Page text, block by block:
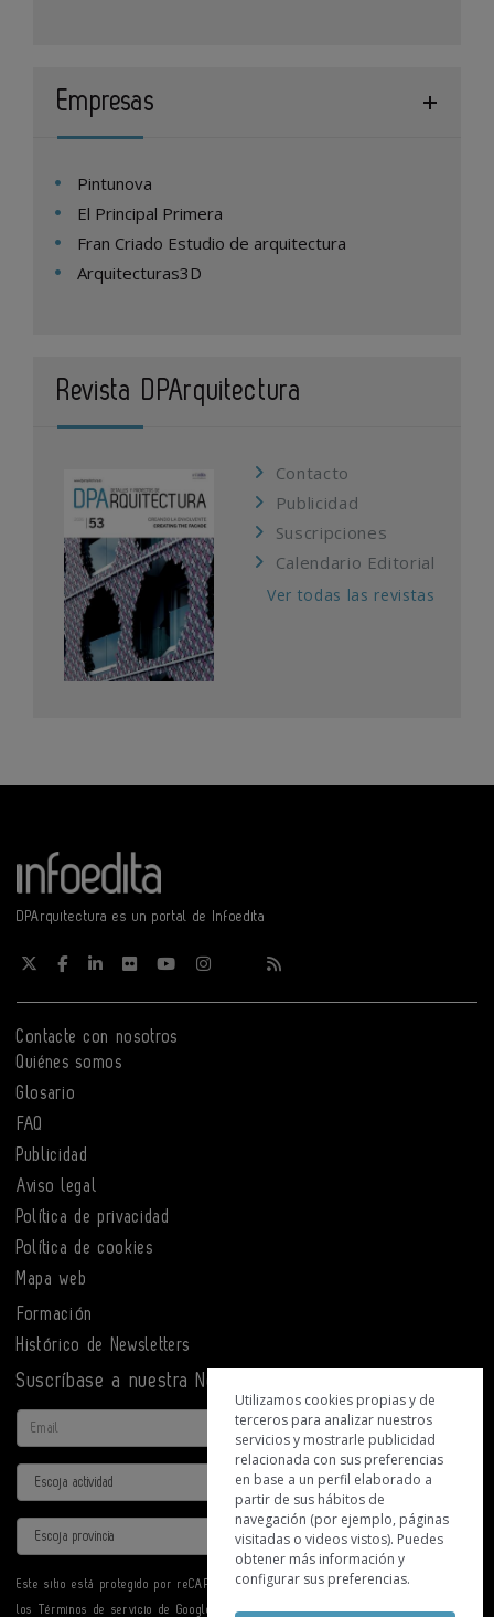
Empresas
Pintunova
El Principal Primera
Fran Criado Estudio de arquitectura
Arquitecturas3D
Revista DPArquitectura
Contacto
Publicidad
Suscripciones
Calendario Editorial
Ver todas las revistas
DPArquitectura es un portal de Infoedita
Contacte con nosotros
Quiénes somos
Glosario
FAQ
Publicidad
Aviso legal
Política de privacidad
Política de cookies
Mapa web
Formación
Histórico de Newsletters
Suscríbase a nuestra Newsletter
Email
Actividad
Provincia
Este sitio está protegido por reCAPTCHA y se aplican laPolítica de privacidad
los Términos de servicio de Google.
Utilizamos cookies propias y de
terceros para analizar nuestros
servicios y mostrarle publicidad
relacionada con sus preferencias
en base a un perfil elaborado a
partir de sus hábitos de
navegación (por ejemplo, páginas
visitadas o videos vistos). Puedes
obtener más información y
configurar sus preferencias.